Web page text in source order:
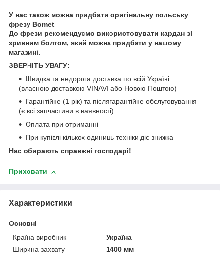
У нас також можна придбати оригінальну польську
фрезу Bomet.
До фрези рекомендуємо використовувати кардан зі
зривним болтом, який можна придбати у нашому
магазині.
ЗВЕРНІТЬ УВАГУ:
Швидка та недорога доставка по всій Україні
(власною доставкою VINAVI або Новою Поштою)
Гарантійне (1 рік) та післягарантійне обслуговування
(є всі запчастини в наявності)
Оплата при отриманні
При купівлі кількох одиниць техніки діє знижка
Нас обирають справжні господарі!
Приховати
Характеристики
Основні
Країна виробник
Україна
Ширина захвату
1400 мм